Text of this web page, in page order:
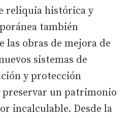
reliquia histórica y
también
las obras de mejora de
sistemas de
y protección
un patrimonio
incalculable. Desde la